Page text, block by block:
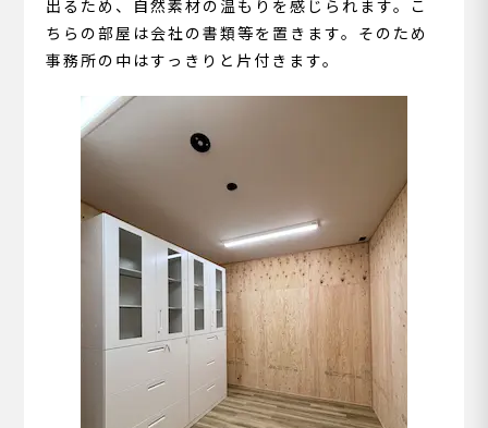
出るため、自然素材の温もりを感じられます。こ
ちらの部屋は会社の書類等を置きます。そのため
事務所の中はすっきりと片付きます。